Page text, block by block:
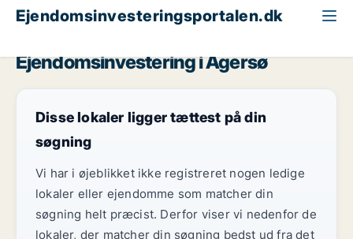
Ejendomsinvesteringsportalen.dk
Ejendomsinvestering i Agersø
Disse lokaler ligger tættest på din
søgning
Vi har i øjeblikket ikke registreret nogen ledige
lokaler eller ejendomme som matcher din
søgning helt præcist. Derfor viser vi nedenfor de
lokaler, der matcher din søgning bedst ud fra det